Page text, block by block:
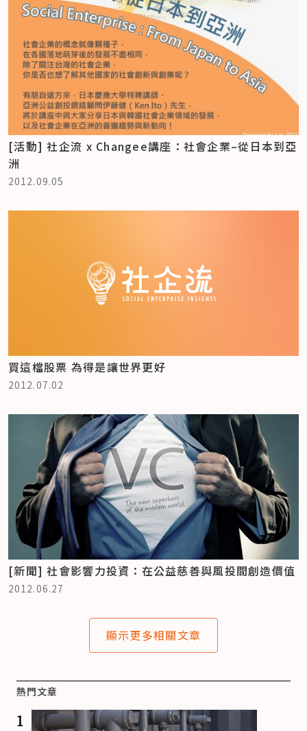
[活動] 社企流 x Changee講座：社會企業–從日本到亞
洲
2012.09.05
買這檔股票 為得是讓世界更好
2012.07.02
[新聞] 社會影響力投資：在公益慈善與風投間創造價值
2012.06.27
顯示更多相關文章
熱門文章
1